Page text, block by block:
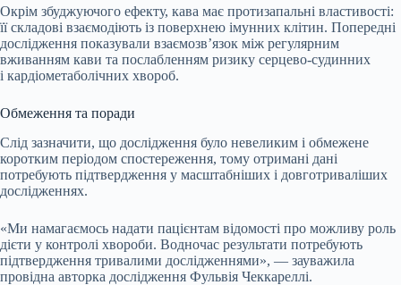
Окрім збуджуючого ефекту, кава має протизапальні властивості:
її складові взаємодіють із поверхнею імунних клітин. Попередні
дослідження показували взаємозв’язок між регулярним
вживанням кави та послабленням ризику серцево-судинних
і кардіометаболічних хвороб.
Обмеження та поради
Слід зазначити, що дослідження було невеликим і обмежене
коротким періодом спостереження, тому отримані дані
потребують підтвердження у масштабніших і довготриваліших
дослідженнях.
«Ми намагаємось надати пацієнтам відомості про можливу роль
дієти у контролі хвороби. Водночас результати потребують
підтвердження тривалими дослідженнями», — зауважила
провідна авторка дослідження Фульвія Чеккареллі.